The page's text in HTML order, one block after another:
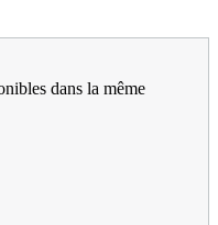
dans la même